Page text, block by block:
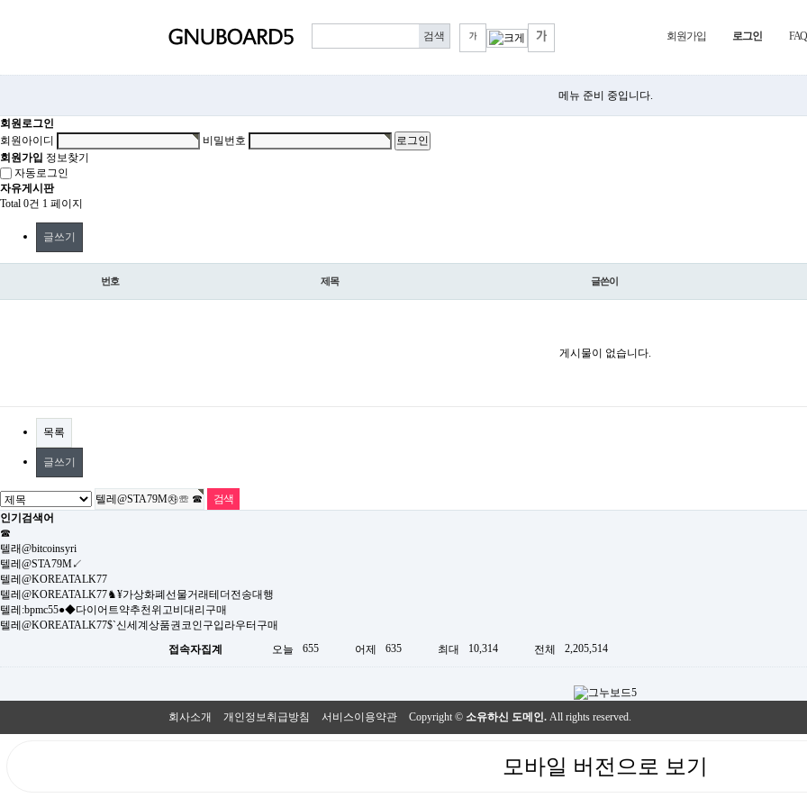
회원가입 로그인 FAQ
메뉴 준비 중입니다.
회원로그인
회원아이디
비밀번호
회원가입 정보찾기
자동로그인
자유게시판
Total 0건 1 페이지
글쓰기
번호 제목 글쓴이
게시물이 없습니다.
목록
글쓰기
인기검색어
☎
텔래@bitcoinsyri
텔레@STA79M↙
텔레@KOREATALK77
텔레@KOREATALK77♞¥가상화폐선물거래테더전송대행
텔레:bpmc55●◆다이어트약추천위고비대리구매
텔레@KOREATALK77$`신세계상품권코인구입라우터구매
접속자집계
오늘 655 어제 635 최대 10,314 전체 2,205,514
회사소개 개인정보취급방침 서비스이용약관 Copyright © 소유하신 도메인. All rights reserved.
모바일 버전으로 보기